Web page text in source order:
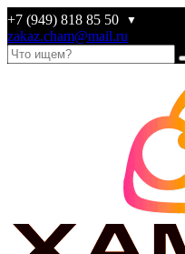
+7 (949) 818 85 50 ▼
zakaz.cham@mail.ru